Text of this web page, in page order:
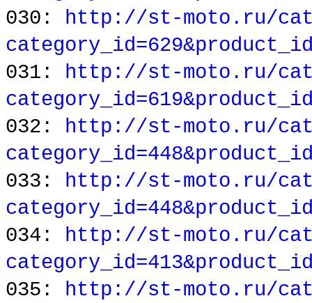
030: http://st-moto.ru/
031: http://st-moto.ru/
032: http://st-moto.ru/
033: http://st-moto.ru/
034: http://st-moto.ru/
035: http://st-moto.ru/